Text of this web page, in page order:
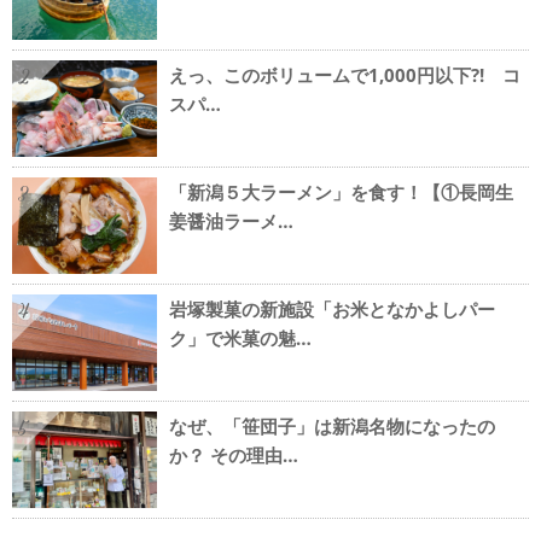
2
えっ、このボリュームで1,000円以下?! コ
スパ…
3
「新潟５大ラーメン」を食す！【①長岡生
姜醤油ラーメ…
4
岩塚製菓の新施設「お米となかよしパー
ク」で米菓の魅…
5
なぜ、「笹団子」は新潟名物になったの
か？ その理由…